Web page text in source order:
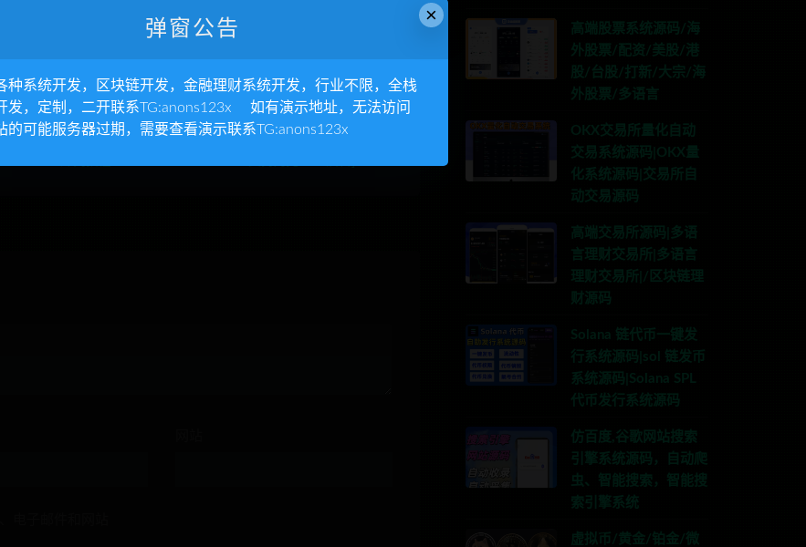
教
【H5手游服务端】邪兵谱H5
【H5手游服务端】西游H5完
高端股票系统源码/海
外股票/配资/美股/港
股/台股/打新/大宗/海
外股票/多语言
OKX交易所量化自动
交易系统源码|OKX量
化系统源码|交易所自
动交易源码
高端交易所源码|多语
言理财交易所|多语言
理财交易所|/区块链理
财源码
Solana 链代币一键发
行系统源码|sol 链发币
系统源码|Solana SPL
代币发行系统源码
仿百度,谷歌网站搜索
引擎系统源码，自动爬
虫、智能搜索，智能搜
索引擎系统
虚拟币/黄金/铂金/微
×
弹窗公告
种系统开发，区块链开发，金融理财系统开发，行业不限，全栈
发，定制，二开联系TG:anons123x 如有演示地址，无法访问
的可能服务器过期，需要查看演示联系TG:anons123x